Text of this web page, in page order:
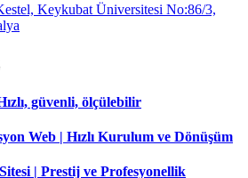
Keykubat Üniversitesi No:86/3,
güvenli, ölçülebilir
Web | Hızlı Kurulum ve Dönüşüm
| Prestij ve Profesyonellik